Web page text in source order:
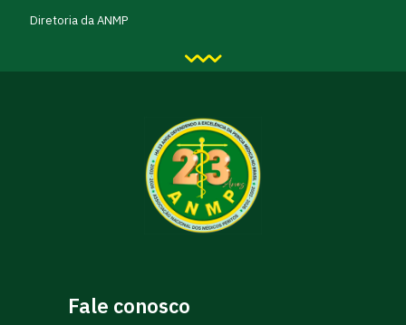
Diretoria da ANMP
Fale conosco